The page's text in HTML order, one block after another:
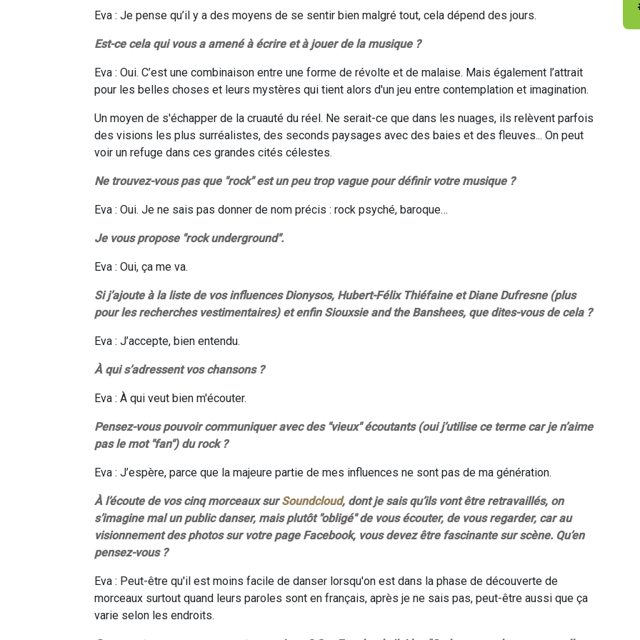
Eva : Je pense qu’il y a des moyens de se sentir bien malgré tout, cela dépend des jours.
Est-ce cela qui vous a amené à écrire et à jouer de la musique ?
Eva : Oui. C’est une combinaison entre une forme de révolte et de malaise. Mais également l’attrait
pour les belles choses et leurs mystères qui tient alors d'un jeu entre contemplation et imagination.
Un moyen de s'échapper de la cruauté du réel. Ne serait-ce que dans les nuages, ils relèvent parfois
des visions les plus surréalistes, des seconds paysages avec des baies et des fleuves... On peut
voir un refuge dans ces grandes cités célestes.
Ne trouvez-vous pas que "rock" est un peu trop vague pour définir votre musique ?
Eva : Oui. Je ne sais pas donner de nom précis : rock psyché, baroque…
Je vous propose "rock underground".
Eva : Oui, ça me va.
Si j’ajoute à la liste de vos influences Dionysos, Hubert-Félix Thiéfaine et Diane Dufresne (plus
pour les recherches vestimentaires) et enfin Siouxsie and the Banshees, que dites-vous de cela ?
Eva : J’accepte, bien entendu.
À qui s’adressent vos chansons ?
Eva : À qui veut bien m'écouter.
Pensez-vous pouvoir communiquer avec des "vieux" écoutants (oui j’utilise ce terme car je n’aime
pas le mot "fan") du rock ?
Eva : J’espère, parce que la majeure partie de mes influences ne sont pas de ma génération.
À l’écoute de vos cinq morceaux surSoundcloud, dont je sais qu’ils vont être retravaillés, on
s’imagine mal un public danser, mais plutôt "obligé" de vous écouter, de vous regarder, car au
visionnement des photos sur votre page Facebook, vous devez être fascinante sur scène. Qu’en
pensez-vous ?
Eva : Peut-être qu'il est moins facile de danser lorsqu'on est dans la phase de découverte de
morceaux surtout quand leurs paroles sont en français, après je ne sais pas, peut-être aussi que ça
varie selon les endroits.